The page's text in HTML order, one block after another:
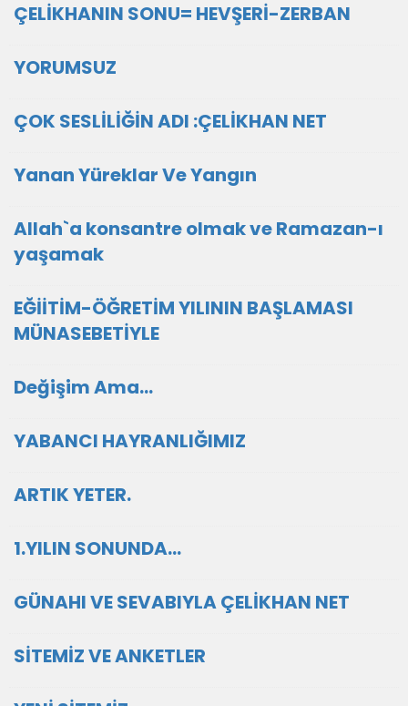
ÇELİKHANIN SONU= HEVŞERİ-ZERBAN
YORUMSUZ
ÇOK SESLİLİĞİN ADI :ÇELİKHAN NET
Yanan Yüreklar Ve Yangın
Allah`a konsantre olmak ve Ramazan-ı
yaşamak
EĞİİTİM-ÖĞRETİM YILININ BAŞLAMASI
MÜNASEBETİYLE
Değişim Ama...
YABANCI HAYRANLIĞIMIZ
ARTIK YETER.
1.YILIN SONUNDA...
GÜNAHI VE SEVABIYLA ÇELİKHAN NET
SİTEMİZ VE ANKETLER